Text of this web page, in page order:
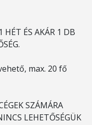
ÉS AKÁR 1 DB
max. 20 fő
SZÁMÁRA
LEHETŐSÉGÜK